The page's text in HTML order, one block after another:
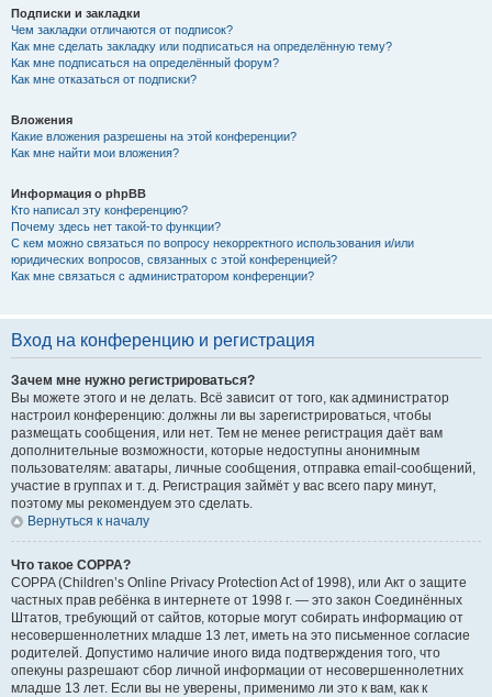
Подписки и закладки
Чем закладки отличаются от подписок?
Как мне сделать закладку или подписаться на определённую тему?
Как мне подписаться на определённый форум?
Как мне отказаться от подписки?
Вложения
Какие вложения разрешены на этой конференции?
Как мне найти мои вложения?
Информация о phpBB
Кто написал эту конференцию?
Почему здесь нет такой-то функции?
С кем можно связаться по вопросу некорректного использования и/или
юридических вопросов, связанных с этой конференцией?
Как мне связаться с администратором конференции?
Вход на конференцию и регистрация
Зачем мне нужно регистрироваться?
Вы можете этого и не делать. Всё зависит от того, как администратор
настроил конференцию: должны ли вы зарегистрироваться, чтобы
размещать сообщения, или нет. Тем не менее регистрация даёт вам
дополнительные возможности, которые недоступны анонимным
пользователям: аватары, личные сообщения, отправка email-сообщений,
участие в группах и т. д. Регистрация займёт у вас всего пару минут,
поэтому мы рекомендуем это сделать.
Вернуться к началу
Что такое COPPA?
COPPA (Children’s Online Privacy Protection Act of 1998), или Акт о защите
частных прав ребёнка в интернете от 1998 г. — это закон Соединённых
Штатов, требующий от сайтов, которые могут собирать информацию от
несовершеннолетних младше 13 лет, иметь на это письменное согласие
родителей. Допустимо наличие иного вида подтверждения того, что
опекуны разрешают сбор личной информации от несовершеннолетних
младше 13 лет. Если вы не уверены, применимо ли это к вам, как к